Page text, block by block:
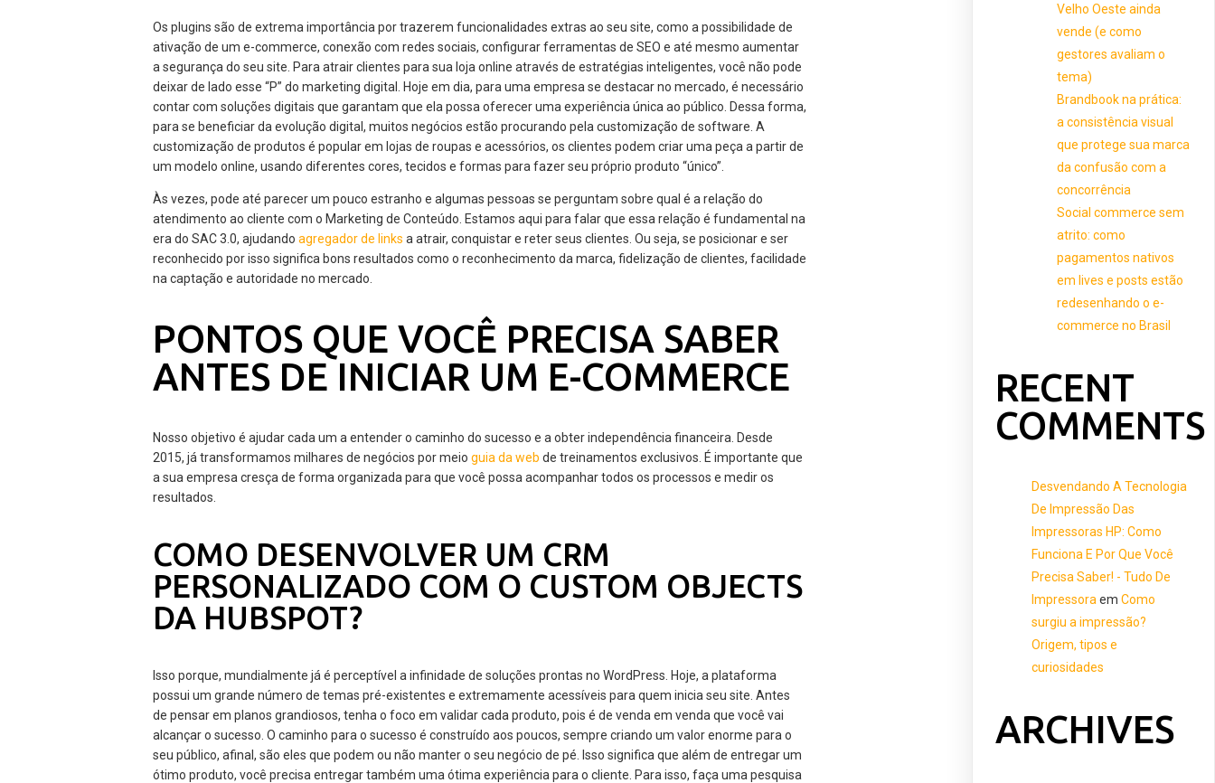
Os plugins são de extrema importância por trazerem funcionalidades extras ao seu site, como a possibilidade de
ativação de um e-commerce, conexão com redes sociais, configurar ferramentas de SEO e até mesmo aumentar
a segurança do seu site. Para atrair clientes para sua loja online através de estratégias inteligentes, você não pode
deixar de lado esse “P” do marketing digital. Hoje em dia, para uma empresa se destacar no mercado, é necessário
contar com soluções digitais que garantam que ela possa oferecer uma experiência única ao público. Dessa forma,
para se beneficiar da evolução digital, muitos negócios estão procurando pela customização de software. A
customização de produtos é popular em lojas de roupas e acessórios, os clientes podem criar uma peça a partir de
um modelo online, usando diferentes cores, tecidos e formas para fazer seu próprio produto “único”.
Às vezes, pode até parecer um pouco estranho e algumas pessoas se perguntam sobre qual é a relação do
atendimento ao cliente com o Marketing de Conteúdo. Estamos aqui para falar que essa relação é fundamental na
era do SAC 3.0, ajudandoagregador de links a atrair, conquistar e reter seus clientes. Ou seja, se posicionar e ser
reconhecido por isso significa bons resultados como o reconhecimento da marca, fidelização de clientes, facilidade
na captação e autoridade no mercado.
PONTOS QUE VOCÊ PRECISA SABER
ANTES DE INICIAR UM E-COMMERCE
Nosso objetivo é ajudar cada um a entender o caminho do sucesso e a obter independência financeira. Desde
2015, já transformamos milhares de negócios por meioguia da web de treinamentos exclusivos. É importante que
a sua empresa cresça de forma organizada para que você possa acompanhar todos os processos e medir os
resultados.
COMO DESENVOLVER UM CRM
PERSONALIZADO COM O CUSTOM OBJECTS
DA HUBSPOT?
Isso porque, mundialmente já é perceptível a infinidade de soluções prontas no WordPress. Hoje, a plataforma
possui um grande número de temas pré-existentes e extremamente acessíveis para quem inicia seu site. Antes
de pensar em planos grandiosos, tenha o foco em validar cada produto, pois é de venda em venda que você vai
alcançar o sucesso. O caminho para o sucesso é construído aos poucos, sempre criando um valor enorme para o
seu público, afinal, são eles que podem ou não manter o seu negócio de pé. Isso significa que além de entregar um
ótimo produto, você precisa entregar também uma ótima experiência para o cliente. Para isso, faça uma pesquisa
Velho Oeste ainda
vende (e como
gestores avaliam o
tema)
Brandbook na prática:
a consistência visual
que protege sua marca
da confusão com a
concorrência
Social commerce sem
atrito: como
pagamentos nativos
em lives e posts estão
redesenhando o e-
commerce no Brasil
RECENT
COMMENTS
Desvendando A Tecnologia
De Impressão Das
Impressoras HP: Como
Funciona E Por Que Você
Precisa Saber! - Tudo De
ImpressoraemComo
surgiu a impressão?
Origem, tipos e
curiosidades
ARCHIVES